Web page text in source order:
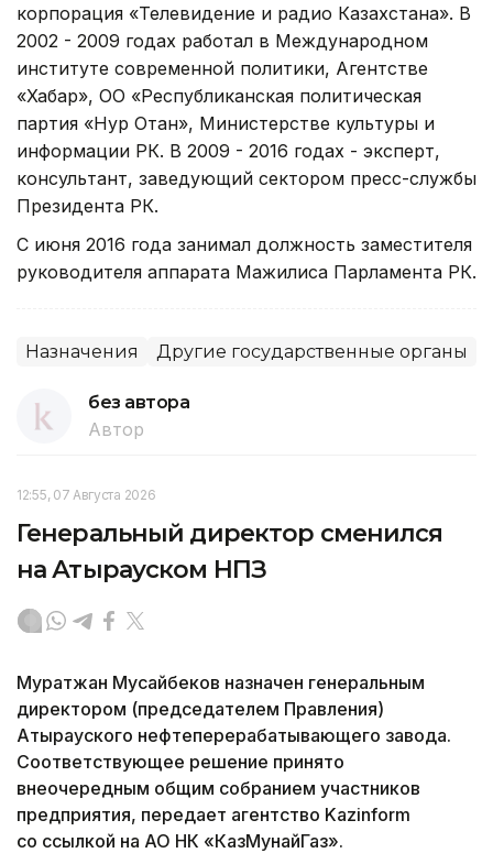
корпорация «Телевидение и радио Казахстана». В
2002 - 2009 годах работал в Международном
институте современной политики, Агентстве
«Хабар», ОО «Республиканская политическая
партия «Нур Отан», Министерстве культуры и
информации РК. В 2009 - 2016 годах - эксперт,
консультант, заведующий сектором пресс-службы
Президента РК.
С июня 2016 года занимал должность заместителя
руководителя аппарата Мажилиса Парламента РК.
Назначения Другие государственные органы
без автора
Автор
12:55, 07 Августа 2026
Генеральный директор сменился
на Атырауском НПЗ
Муратжан Мусайбеков назначен генеральным
директором (председателем Правления)
Атырауского нефтеперерабатывающего завода.
Соответствующее решение принято
внеочередным общим собранием участников
предприятия, передает агентство Kazinform
со ссылкой на АО НК «КазМунайГаз».